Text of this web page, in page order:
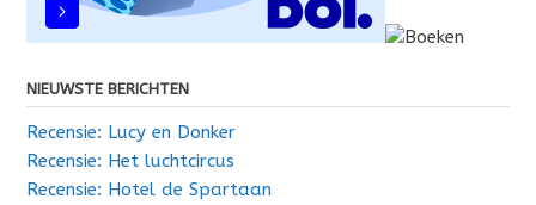
NIEUWSTE BERICHTEN
Recensie: Lucy en Donker
Recensie: Het luchtcircus
Recensie: Hotel de Spartaan